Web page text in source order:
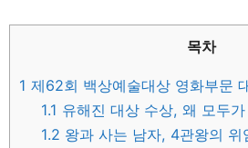
목차
1 제62회 백상예술대상 영화부문
1.1 유해진 대상 수상, 왜 모두
1.2 왕과 사는 남자, 4관왕의 위